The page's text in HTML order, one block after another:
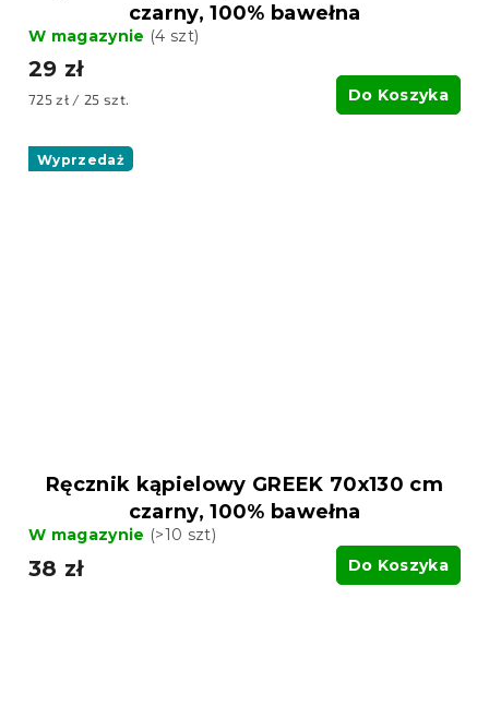
czarny, 100% bawełna
W magazynie (4 szt)
29 zł
Cena
725 zł / 25 szt. Do Koszyka
Wyprzedaż
Ręcznik kąpielowy GREEK 70x130 cm
czarny, 100% bawełna
W magazynie (>10 szt)
38 zł Do Koszyka